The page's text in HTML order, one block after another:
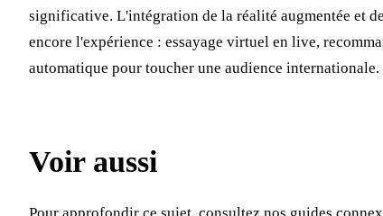
significative. L'intégration de la réalité augmentée et
encore l'expérience : essayage virtuel en live,
automatique pour toucher une audience internationale.
Voir aussi